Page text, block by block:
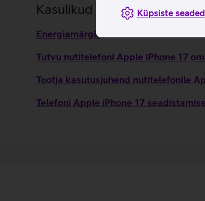
Küpsiste seaded
Kasulikud lingid
Energiamärgis
Tutvu nutitelefoni Apple iPhone 17
Tootja kasutusjuhend nutitelefonile
Telefoni Apple iPhone 17